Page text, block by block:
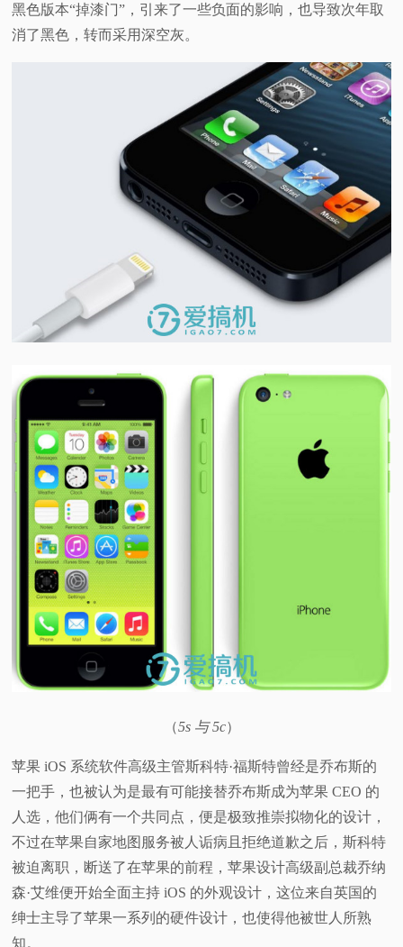
黑色版本“掉漆门”，引来了一些负面的影响，也导致次年取
消了黑色，转而采用深空灰。
（5s 与 5c）
苹果 iOS 系统软件高级主管斯科特·福斯特曾经是乔布斯的
一把手，也被认为是最有可能接替乔布斯成为苹果 CEO 的
人选，他们俩有一个共同点，便是极致推崇拟物化的设计，
不过在苹果自家地图服务被人诟病且拒绝道歉之后，斯科特
被迫离职，断送了在苹果的前程，苹果设计高级副总裁乔纳
森·艾维便开始全面主持 iOS 的外观设计，这位来自英国的
绅士主导了苹果一系列的硬件设计，也使得他被世人所熟
知。